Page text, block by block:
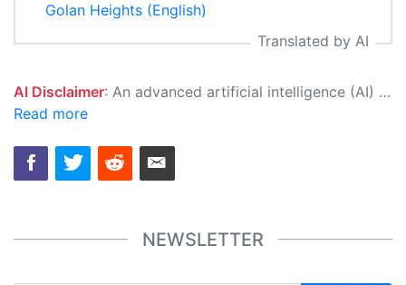
Golan Heights (English)
Translated by AI
AI Disclaimer: An advanced artificial intelligence (AI) system generated the content of this page on its own. This innovative technology conducts extensive research from a variety of reliable sources, performs rigorous fact-checking and verification, cleans up and balances biased or manipulated content, and presents a minimal factual summary that is just enough yet essential for you to function as an informed and educated citizen. Please keep in mind, however, that this system is an evolving technology, and as a result, the article may contain accidental inaccuracies or errors. We urge you to help us improve our site by reporting any inaccuracies you find using the "
Read more
NEWSLETTER